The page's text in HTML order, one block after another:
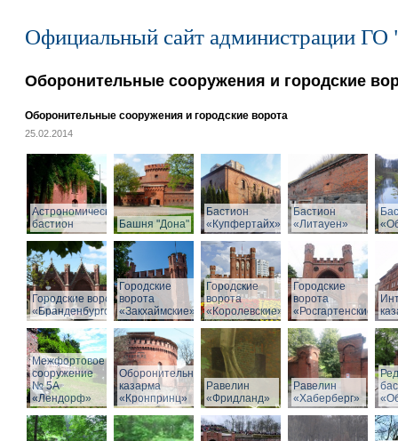
Официальный сайт администрации ГО
Оборонительные сооружения и городские
Оборонительные сооружения и городские ворота
25.02.2014
Астрономический
бастион
Башня "Дона"
Бастион
«Купфертайх»
Бастион
«Литауен»
Городские ворота
«Бранденбургские»
Городские
ворота
«Закхаймские»
Городские
ворота
«Королевские»
Городские
ворота
«Росгартенские»
Межфортовое
сооружение
№ 5А
«Лендорф»
Оборонительная
казарма
«Кронпринц»
Равелин
«Фридланд»
Равелин
«Хаберберг»